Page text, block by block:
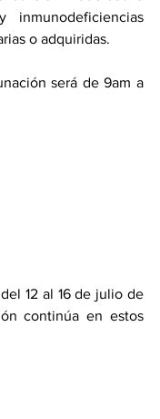
inmunodeficiencias
o adquiridas.
será de 9am a
12 al 16 de julio de
continúa en estos